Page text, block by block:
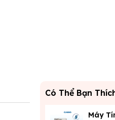
Có Thể Bạn
Máy